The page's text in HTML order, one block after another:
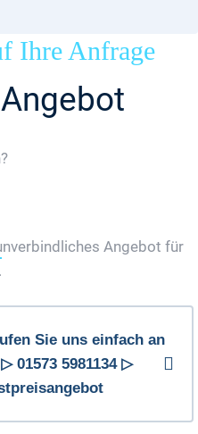
Ihre Anfrage
Angebot für
Sie uns einfach an
01573 5981134 ▷